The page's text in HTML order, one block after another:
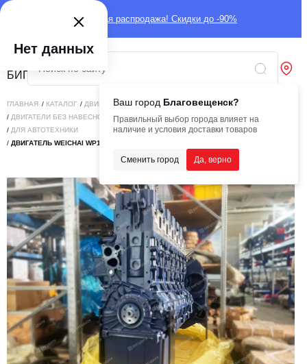
Глобальная распродажа! Скидки до -90%
Ваш город Благовещенск?
Правильный выбор города влияет на
наличие и условия доставки товаров
Сменить город Да, верно
ГЛАВНАЯ / КАТАЛОГ / ДВИГАТЕЛИ
/ ДВИГАТЕЛИ БЕЗ НАВЕСНОГО ОБОРУДОВАНИЯ /LONG BLOCK
/ ДЛЯ АВТОТЕХНИКИ
/ ДВИГАТЕЛЬ WEICHAI WP12.430E50 БЕЗ НАВЕСНОГО (LONG BLOCK) (C)
Нет данных